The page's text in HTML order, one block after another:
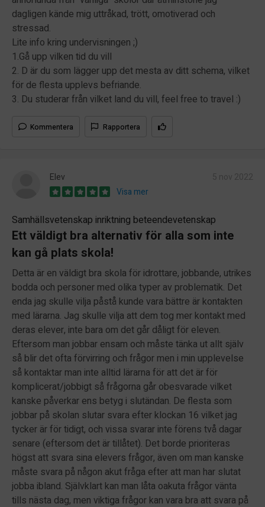
dagligen kände mig uttråkad, trött, omotiverad och
stressad.
Lite info kring undervisningen ;)
1.Gå upp vilken tid du vill
2. D är du som lägger upp det mesta av ditt schema, vilket
för de flesta upplevs befriande.
3. Du studerar från vilket land du vill, feel free to travel :)
Kommentera Rapportera
Elev
Visa mer
Samhällsvetenskap inriktning beteendevetenskap
Ett väldigt bra alternativ för alla som inte
kan gå plats skola!
Detta är en väldigt bra skola för idrottare, jobbande, utrikes
bodda och personer med olika typer av problematik. Det
enda jag skulle vilja påstå kunde vara bättre är kontakten
med lärarna. Jag skulle vilja att dem tog mer kontakt med
deras elever, inte bara om det går dåligt för eleven.
Eftersom man jobbar ensam och måste tänka ut allt själv
så blir det ofta förvirring och frågor men i min upplevelse
så kontaktar man inte alltid lärarna för att det är för
komplicerat/jobbigt så frågorna går obesvarade vilket
kanske påverkar ens betyg i slutändan. De flesta som
jobbar på skolan slutar svara efter klockan 16 vilket jag
tycker är för tidigt, och vissa svarar inte förens två dagar
senare (eftersom det är tillåtet). Det borde prioriteras
högst att svara sina elevers frågor, även om man kanske
måste svara på någon akut fråga efter att man har slutat
jobba ibland. Självklart kan man låta oakuta frågor vänta
tills nästa dag, men viktiga frågor kan vara bra att svara på